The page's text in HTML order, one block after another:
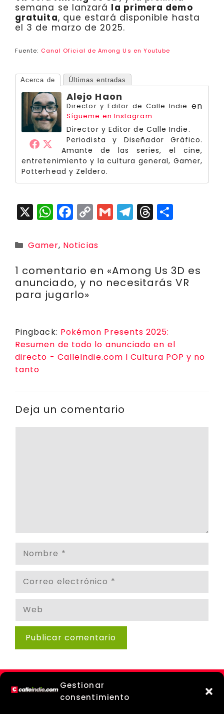
Gestionar
consentimiento
semana se lanzará la primera demo
gratuita, que estará disponible hasta
el 3 de marzo de 2025.
Fuente: Canal Oficial de Among Us en Youtube
Acerca de Últimas entradas
Alejo Haon
Director y Editor de Calle Indie en
Sígueme en Instagram
Director y Editor de Calle Indie.
Periodista y Diseñador Gráfico.
Amante de las series, el cine,
entretenimiento y la cultura general, Gamer,
Potterhead y Zeldero.
X W
h
a
A
p
p
F
a
c
b
o
k
C
o
p
Li
n
G
m
T
el
r
a
T
h
a
d
a
rt
Categorías
Gamer, Noticias
1 comentario en «Among Us 3D es
anunciado, y no necesitarás VR
para jugarlo»
Pingback: Pokémon Presents 2025:
Resumen de todo lo anunciado en el
directo - CalleIndie.com l Cultura POP y no
tanto
Deja un comentario
Nombre
Correo
Web